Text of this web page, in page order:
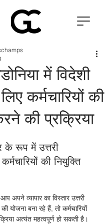
में विदेशी
कर्मचारियों की
की प्रक्रिया
के रूप में उत्तरी
की नियुक्ति
अपने व्यापार का विस्तार उत्तरी
योजना बना रहे हैं, तो कर्मचारियों
अत्यंत महत्वपूर्ण हो सकती है।